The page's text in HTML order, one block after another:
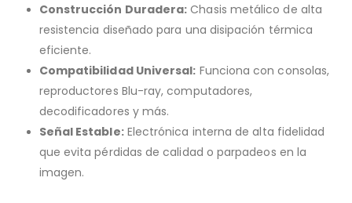
Construcción Duradera: Chasis metálico de alta
resistencia diseñado para una disipación térmica
eficiente.
Compatibilidad Universal: Funciona con consolas,
reproductores Blu-ray, computadores,
decodificadores y más.
Señal Estable:Electrónica interna de alta fidelidad
que evita pérdidas de calidad o parpadeos en la
imagen.